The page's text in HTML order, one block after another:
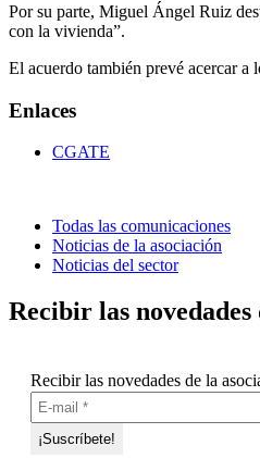
Por su parte, Miguel Ángel Ruiz
con la vivienda”.
El acuerdo también prevé acercar a
Enlaces
CGATE
Todas las comunicaciones
Noticias de la asociación
Noticias del sector
Recibir las
Recibir las novedades de la